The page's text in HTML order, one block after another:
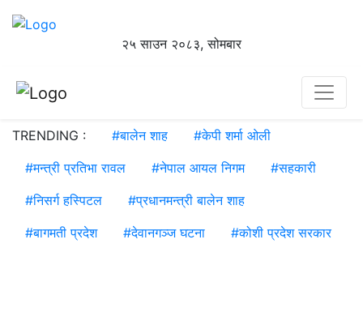
२५ साउन २०८३, सोमबार
TRENDING : #बालेन शाह #केपी शर्मा ओली
#मन्त्री प्रतिभा रावल #नेपाल आयल निगम #सहकारी
#निसर्ग हस्पिटल #प्रधानमन्त्री बालेन शाह
#बागमती प्रदेश #देवानगञ्ज घटना #कोशी प्रदेश सरकार